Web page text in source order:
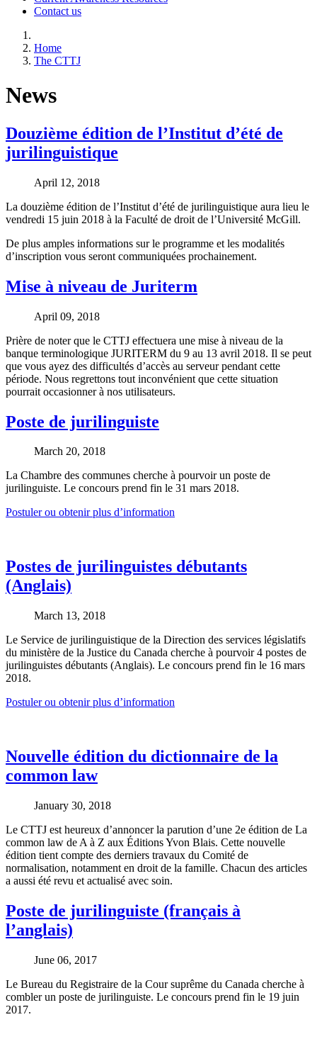
Contact us
Home
The CTTJ
News
Douzième édition de l’Institut d’été de
jurilinguistique
April 12, 2018
La douzième édition de l’Institut d’été de jurilinguistique aura lieu le
vendredi 15 juin 2018 à la Faculté de droit de l’Université McGill.
De plus amples informations sur le programme et les modalités
d’inscription vous seront communiquées prochainement.
Mise à niveau de Juriterm
April 09, 2018
Prière de noter que le CTTJ effectuera une mise à niveau de la
banque terminologique JURITERM du 9 au 13 avril 2018. Il se peut
que vous ayez des difficultés d’accès au serveur pendant cette
période. Nous regrettons tout inconvénient que cette situation
pourrait occasionner à nos utilisateurs.
Poste de jurilinguiste
March 20, 2018
La Chambre des communes cherche à pourvoir un poste de
jurilinguiste. Le concours prend fin le 31 mars 2018.
Postuler ou obtenir plus d’information
Postes de jurilinguistes débutants
(Anglais)
March 13, 2018
Le Service de jurilinguistique de la Direction des services législatifs
du ministère de la Justice du Canada cherche à pourvoir 4 postes de
jurilinguistes débutants (Anglais). Le concours prend fin le 16 mars
2018.
Postuler ou obtenir plus d’information
Nouvelle édition du dictionnaire de la
common law
January 30, 2018
Le CTTJ est heureux d’annoncer la parution d’une 2e édition de La
common law de A à Z aux Éditions Yvon Blais. Cette nouvelle
édition tient compte des derniers travaux du Comité de
normalisation, notamment en droit de la famille. Chacun des articles
a aussi été revu et actualisé avec soin.
Poste de jurilinguiste (français à
l’anglais)
June 06, 2017
Le Bureau du Registraire de la Cour suprême du Canada cherche à
combler un poste de jurilinguiste. Le concours prend fin le 19 juin
2017.